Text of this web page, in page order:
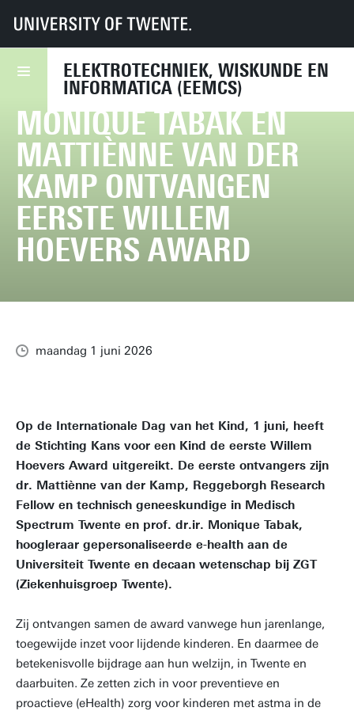
ELEKTROTECHNIEK, WISKUNDE EN
INFORMATICA (EEMCS)
UT Faculteiten EEMCS
Nieuws
Monique Tabak en Mattiènne van der Kamp ontvangen eerste Willem
MONIQUE TABAK EN
MATTIÈNNE VAN DER
KAMP ONTVANGEN
EERSTE WILLEM
HOEVERS AWARD
maandag 1 juni 2026
Op de Internationale Dag van het Kind, 1 juni, heeft
de Stichting Kans voor een Kind de eerste Willem
Hoevers Award uitgereikt. De eerste ontvangers zijn
dr. Mattiènne van der Kamp, Reggeborgh Research
Fellow en technisch geneeskundige in Medisch
Spectrum Twente en prof. dr.ir. Monique Tabak,
hoogleraar gepersonaliseerde e-health aan de
Universiteit Twente en decaan wetenschap bij ZGT
(Ziekenhuisgroep Twente).
Zij ontvangen samen de award vanwege hun jarenlange,
toegewijde inzet voor lijdende kinderen. En daarmee de
betekenisvolle bijdrage aan hun welzijn, in Twente en
daarbuiten. Ze zetten zich in voor preventieve en
proactieve (eHealth) zorg voor kinderen met astma in de